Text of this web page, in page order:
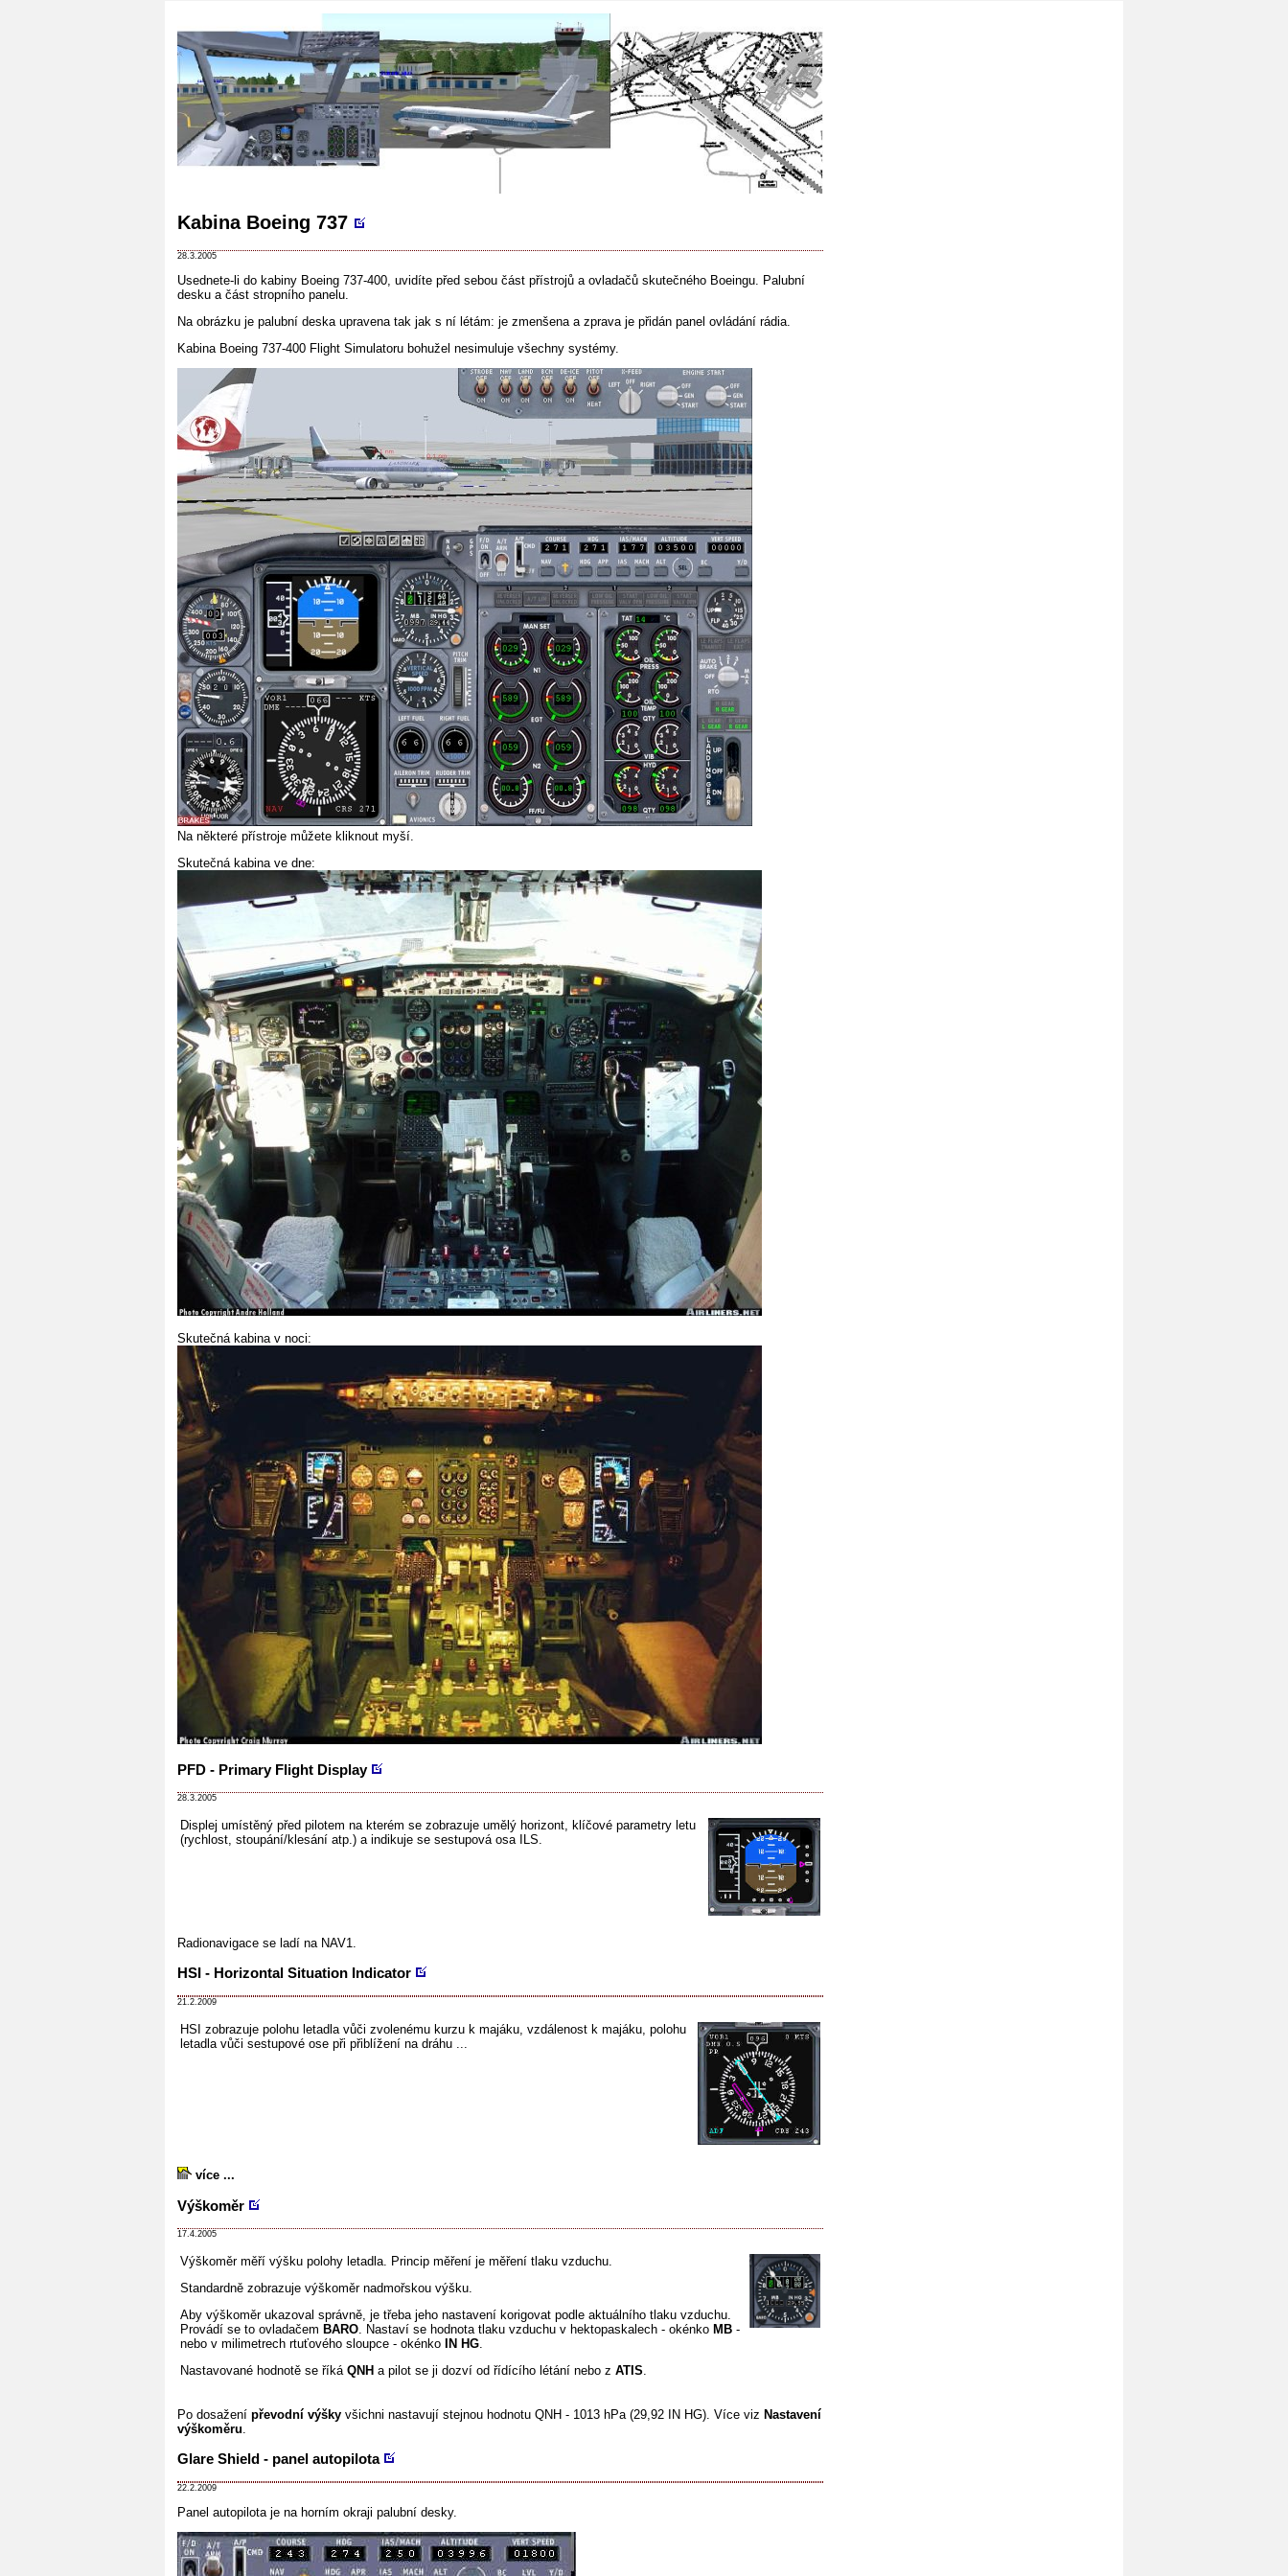
Kabina Boeing 737
28.3.2005
Usednete-li do kabiny Boeing 737-400, uvidíte před sebou část přístrojů a ovladačů skutečného Boeingu. Palubní
desku a část stropního panelu.
Na obrázku je palubní deska upravena tak jak s ní létám: je zmenšena a zprava je přidán panel ovládání rádia.
Kabina Boeing 737-400 Flight Simulatoru bohužel nesimuluje všechny systémy.
Na některé přístroje můžete kliknout myší.
Skutečná kabina ve dne:
Skutečná kabina v noci:
PFD - Primary Flight Display
28.3.2005
Displej umístěný před pilotem na kterém se zobrazuje umělý horizont, klíčové parametry letu
(rychlost, stoupání/klesání atp.) a indikuje se sestupová osa ILS.
Radionavigace se ladí na NAV1.
HSI - Horizontal Situation Indicator
21.2.2009
HSI zobrazuje polohu letadla vůči zvolenému kurzu k majáku, vzdálenost k majáku, polohu
letadla vůči sestupové ose při přiblížení na dráhu ...
více ...
Výškoměr
17.4.2005
Výškoměr měří výšku polohy letadla. Princip měření je měření tlaku vzduchu.
Standardně zobrazuje výškoměr nadmořskou výšku.
Aby výškoměr ukazoval správně, je třeba jeho nastavení korigovat podle aktuálního tlaku vzduchu.
Provádí se to ovladačem BARO . Nastaví se hodnota tlaku vzduchu v hektopaskalech - okénko MB -
nebo v milimetrech rtuťového sloupce - okénko
IN HG
Nastavované hodnotě se říká QNH a pilot se ji dozví od řídícího létání nebo z ATIS
Po dosažení převodní výšky všichni nastavují stejnou hodnotu QNH - 1013 hPa (29,92 IN HG). Více viz Nastavení
výškoměru
Glare Shield - panel autopilota
22.2.2009
Panel autopilota je na horním okraji palubní desky.